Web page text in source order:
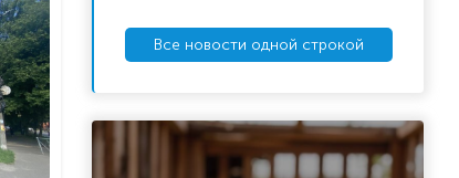
Все новости одной строкой